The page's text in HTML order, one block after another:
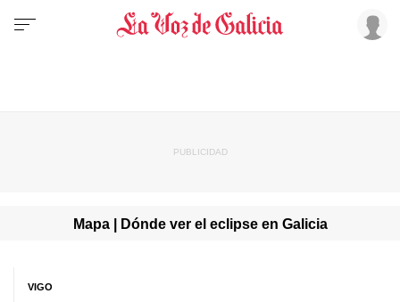
Mapa | Dónde ver el eclipse en Galicia
VIGO